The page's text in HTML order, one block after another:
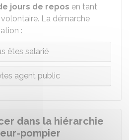
jours de repos en tant
La démarche
:
êtes salarié
agent public
dans la hiérarchie
pompier